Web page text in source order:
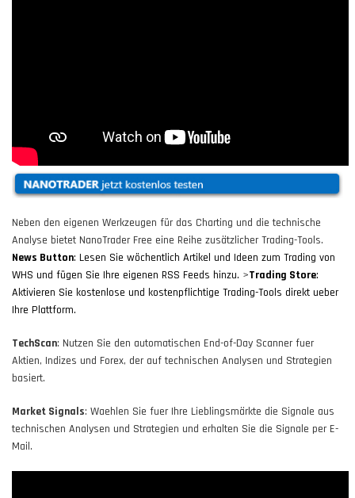
Neben den eigenen Werkzeugen für das Charting und die technische
Analyse bietet NanoTrader Free eine Reihe zusätzlicher Trading-Tools.
News Button: Lesen Sie wöchentlich Artikel und Ideen zum Trading von
WHS und fügen Sie Ihre eigenen RSS Feeds hinzu. >Trading Store:
Aktivieren Sie kostenlose und kostenpflichtige Trading-Tools direkt ueber
Ihre Plattform.
TechScan: Nutzen Sie den automatischen End-of-Day Scanner fuer
Aktien, Indizes und Forex, der auf technischen Analysen und Strategien
basiert.
Market Signals: Waehlen Sie fuer Ihre Lieblingsmärkte die Signale aus
technischen Analysen und Strategien und erhalten Sie die Signale per E-
Mail.